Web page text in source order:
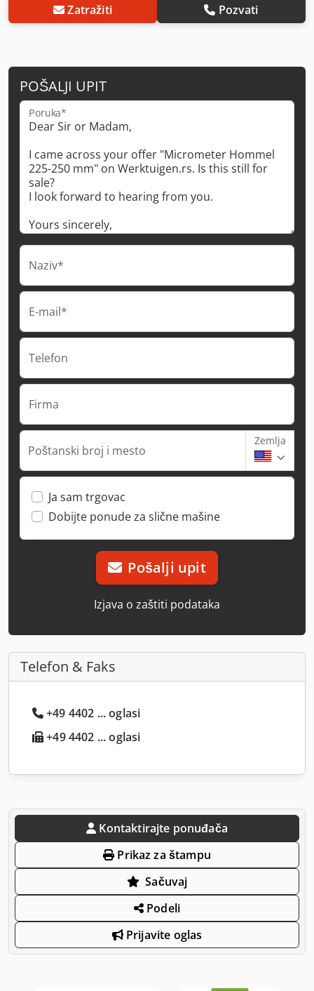
Zatražiti Pozvati
POŠALJI UPIT
Poruka*
Naziv*
E-mail*
Telefon
Firma
Poštanski broj i mesto
Zemlja
Ja sam trgovac
Dobijte ponude za slične mašine
Pošalji upit
Izjava o zaštiti podataka
Telefon & Faks
+49 4402 ... oglasi
+49 4402 ... oglasi
Kontaktirajte ponuđača
Prikaz za štampu
Sačuvaj
Podeli
Prijavite oglas